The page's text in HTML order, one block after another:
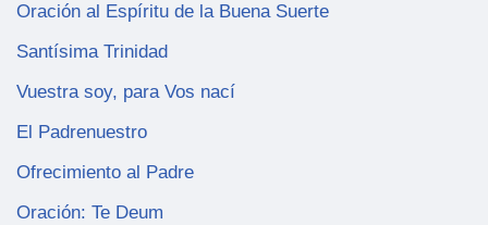
Oración al Espíritu de la Buena Suerte
Santísima Trinidad
Vuestra soy, para Vos nací
El Padrenuestro
Ofrecimiento al Padre
Oración: Te Deum